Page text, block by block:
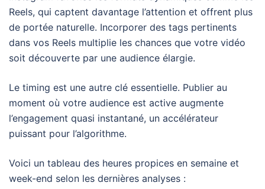
Reels, qui captent davantage l’attention et offrent plus
de portée naturelle. Incorporer des tags pertinents
dans vos Reels multiplie les chances que votre vidéo
soit découverte par une audience élargie.
Le timing est une autre clé essentielle. Publier au
moment où votre audience est active augmente
l’engagement quasi instantané, un accélérateur
puissant pour l’algorithme.
Voici un tableau des heures propices en semaine et
week-end selon les dernières analyses :